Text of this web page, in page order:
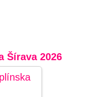
Šírava 2026